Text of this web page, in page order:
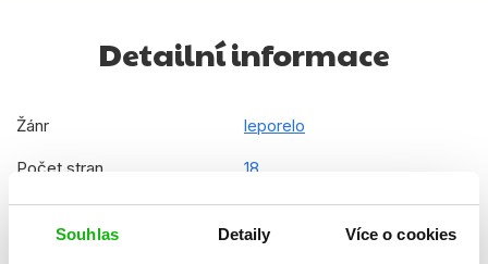
Souhlas Detaily Více o cookies
Detailní informace
Žánr leporelo
Počet stran 18
Datum vydání 01.10.2014